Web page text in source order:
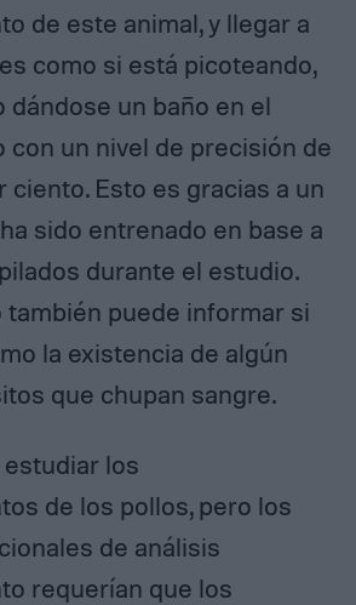
de este animal, y llegar a
como si está picoteando,
dándose un baño en el
con un nivel de precisión de
ciento. Esto es gracias a un
sido entrenado en base a
durante el estudio.
también puede informar si
la existencia de algún
que chupan sangre.
los
de los pollos, pero los
de análisis
requerían que los